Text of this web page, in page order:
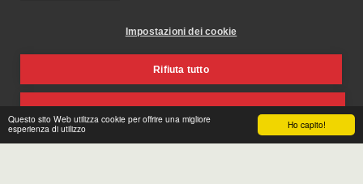
Ho capito!
Questo sito Web utilizza cookie per offrire una migliore
esperienza di utilizzo
Impostazioni dei cookie
Rifiuta tutto
Coockie Policy|Privacy Policy